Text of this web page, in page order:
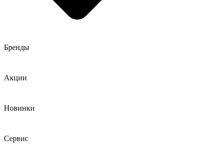
Бренды
Акции
Новинки
Сервис